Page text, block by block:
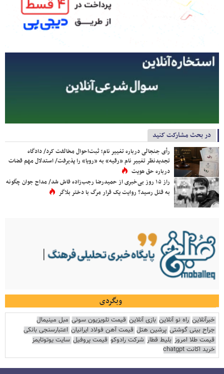
در بحث مشارکت کنید
رأی جنجالی درباره تغییر نام؛ ثبت‌احوال مخالفت کرد/ دادگاه
تجدیدنظر تغییر نام «رقیه» به «رویا» را پذیرفت/ استدلال مهم قضات
درباره حق هویت
راز ۱۵ روز بی‌خبری از حمیدرضا رجب‌زاده فاش شد/ مداح جوان چگونه
به قتل رسید؟ روایت یک قرار مرگ با دختر بلاگر
وبگردی
خبرآنلاین راه نو آنلاین بازی آنلاین قیمت تلویزیون سونی مبل مینیمال
جراح بینی گوشتی پرشین هتل قیمت آهن فولاد ایرانیان اعتبارسنجی بانکی
قیمت طلا امروز بلیط قطار شرکت رادوکو قیمت پروفیل سایت یوتوتایمز
خرید اکانت chatgpt